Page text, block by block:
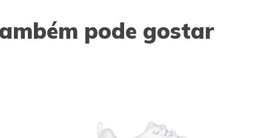
pode gostar